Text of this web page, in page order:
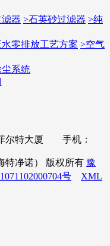
器 >石英砂过滤器 >纯
水零排放工艺方案 >空气
系统
菲尔特大厦 手机：
特净诺） 版权所有 豫
号
XML